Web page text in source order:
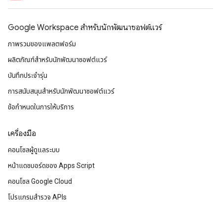
Google Workspace สําหรับนักพัฒนาซอฟต์แวร์
ภาพรวมของแพลตฟอร์ม
ผลิตภัณฑ์สําหรับนักพัฒนาซอฟต์แวร์
บันทึกประจำรุ่น
การสนับสนุนสำหรับนักพัฒนาซอฟต์แวร์
ข้อกำหนดในการให้บริการ
เครื่องมือ
คอนโซลผู้ดูแลระบบ
หน้าแดชบอร์ดของ Apps Script
คอนโซล Google Cloud
โปรแกรมสำรวจ APIs